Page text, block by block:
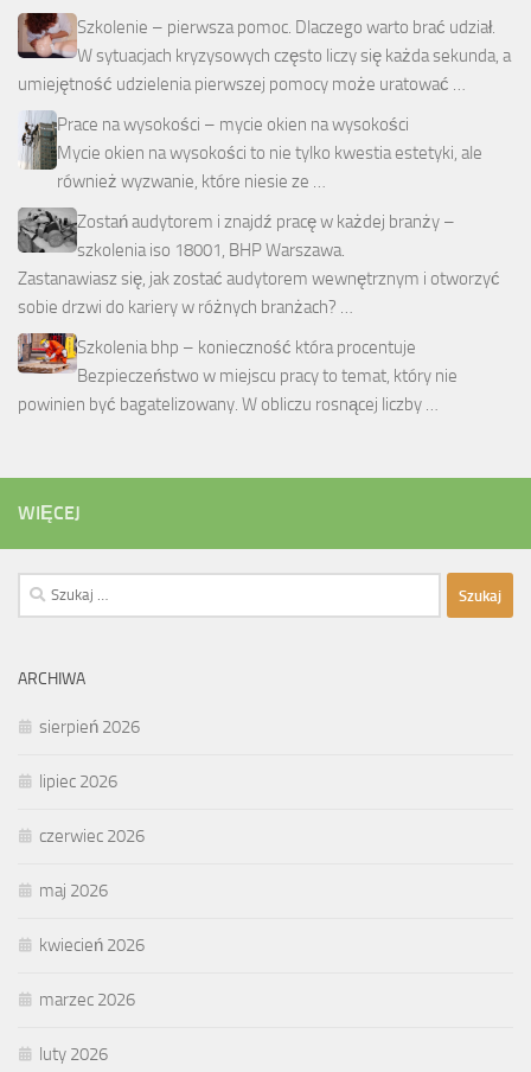
Szkolenie – pierwsza pomoc. Dlaczego warto brać udział.
W sytuacjach kryzysowych często liczy się każda sekunda, a
umiejętność udzielenia pierwszej pomocy może uratować …
Prace na wysokości – mycie okien na wysokości
Mycie okien na wysokości to nie tylko kwestia estetyki, ale
również wyzwanie, które niesie ze …
Zostań audytorem i znajdź pracę w każdej branży –
szkolenia iso 18001, BHP Warszawa.
Zastanawiasz się, jak zostać audytorem wewnętrznym i otworzyć
sobie drzwi do kariery w różnych branżach? …
Szkolenia bhp – konieczność która procentuje
Bezpieczeństwo w miejscu pracy to temat, który nie
powinien być bagatelizowany. W obliczu rosnącej liczby …
WIĘCEJ
Szukaj:
ARCHIWA
sierpień 2026
lipiec 2026
czerwiec 2026
maj 2026
kwiecień 2026
marzec 2026
luty 2026